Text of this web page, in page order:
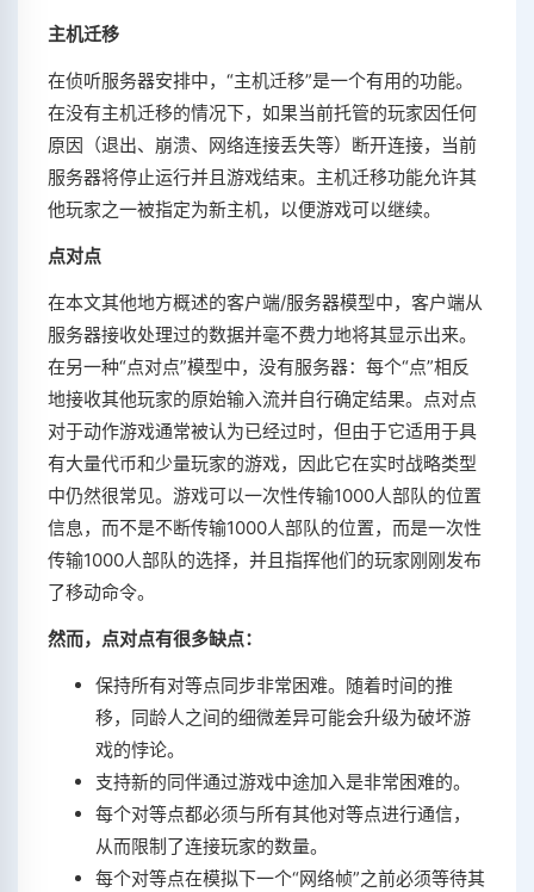
主机迁移
在侦听服务器安排中，“主机迁移”是一个有用的功能。
在没有主机迁移的情况下，如果当前托管的玩家因任何
原因（退出、崩溃、网络连接丢失等）断开连接，当前
服务器将停止运行并且游戏结束。主机迁移功能允许其
他玩家之一被指定为新主机，以便游戏可以继续。
点对点
在本文其他地方概述的客户端/服务器模型中，客户端从
服务器接收处理过的数据并毫不费力地将其显示出来。
在另一种“点对点”模型中，没有服务器：每个“点”相反
地接收其他玩家的原始输入流并自行确定结果。点对点
对于动作游戏通常被认为已经过时，但由于它适用于具
有大量代币和少量玩家的游戏，因此它在实时战略类型
中仍然很常见。游戏可以一次性传输1000人部队的位置
信息，而不是不断传输1000人部队的位置，而是一次性
传输1000人部队的选择，并且指挥他们的玩家刚刚发布
了移动命令。
然而，点对点有很多缺点：
保持所有对等点同步非常困难。随着时间的推
移，同龄人之间的细微差异可能会升级为破坏游
戏的悖论。
支持新的同伴通过游戏中途加入是非常困难的。
每个对等点都必须与所有其他对等点进行通信，
从而限制了连接玩家的数量。
每个对等点在模拟下一个“网络帧”之前必须等待其